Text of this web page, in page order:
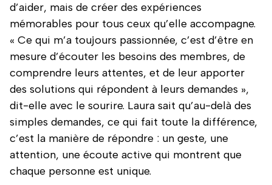
d’aider, mais de créer des expériences
mémorables pour tous ceux qu’elle accompagne.
« Ce qui m’a toujours passionnée, c’est d’être en
mesure d’écouter les besoins des membres, de
comprendre leurs attentes, et de leur apporter
des solutions qui répondent à leurs demandes »,
dit-elle avec le sourire. Laura sait qu’au-delà des
simples demandes, ce qui fait toute la différence,
c’est la manière de répondre : un geste, une
attention, une écoute active qui montrent que
chaque personne est unique.